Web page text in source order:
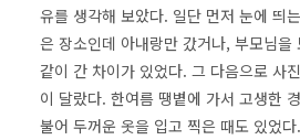
유를 생각해 보았다. 일단 먼저 눈에 띄
은 장소인데 아내랑만 갔거나, 부모님을
같이 간 차이가 있었다. 그 다음으로 사
이 달랐다. 한여름 땡볕에 가서 고생한
불어 두꺼운 옷을 입고 찍은 때도 있었